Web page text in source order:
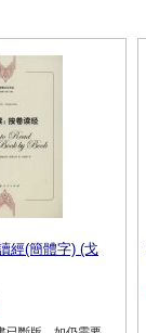
經(簡體字) (戈